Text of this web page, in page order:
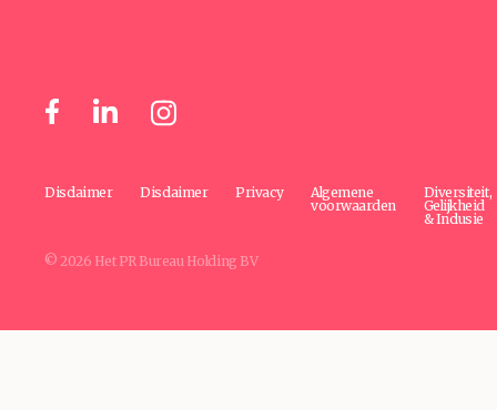
Disclaimer Disclaimer Privacy
Algemene
voorwaarden
Diversiteit,
Gelijkheid
& Inclusie
© 2026 Het PR Bureau Holding BV